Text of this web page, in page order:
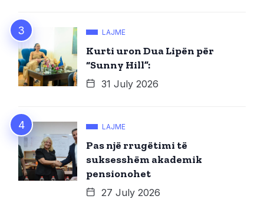
LAJME
Kurti uron Dua Lipën për
“Sunny Hill”:
31 July 2026
LAJME
Pas një rrugëtimi të
suksesshëm akademik
pensionohet
27 July 2026